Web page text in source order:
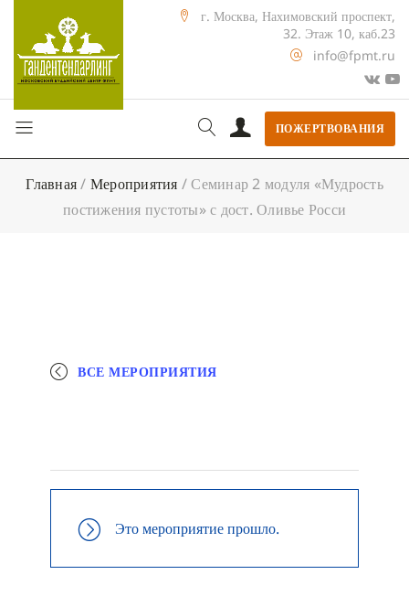
г. Москва, Нахимовский проспект,
32. Этаж 10, каб.23
info@fpmt.ru
ПОЖЕРТВОВАНИЯ
Главная/ Мероприятия /Семинар 2 модуля «Мудрость
постижения пустоты» с дост. Оливье Росси
ВСЕ МЕРОПРИЯТИЯ
Это мероприятие прошло.